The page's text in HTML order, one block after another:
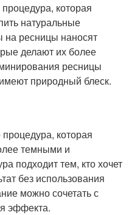
которая
натуральные
ресницы наносят
делают их более
ресницы
природный блеск.
которая
темными и
подходит тем, кто хочет
без использования
можно сочетать с
эффекта.